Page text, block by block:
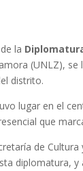
la
(UNLZ), se
distrito.
lugar en el
que
de
diplomatura, y